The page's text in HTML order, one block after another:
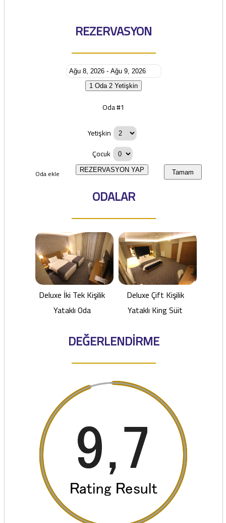
REZERVASYON
1 Oda 2 Yetişkin
Oda #1
Yetişkin
Çocuk
Oda ekle Tamam
REZERVASYON YAP
ODALAR
Deluxe İki Tek Kişilik
Yataklı Oda
Deluxe Çift Kişilik
Yataklı King Süit
DEĞERLENDİRME